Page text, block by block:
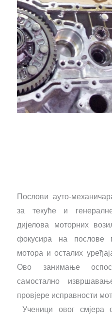
Послови ауто-
за текуће и
дијелова моторних
фокусира на послове
мотора и осталих
Ово занимање
самостално
провјере исправности
Ученици овог смјера